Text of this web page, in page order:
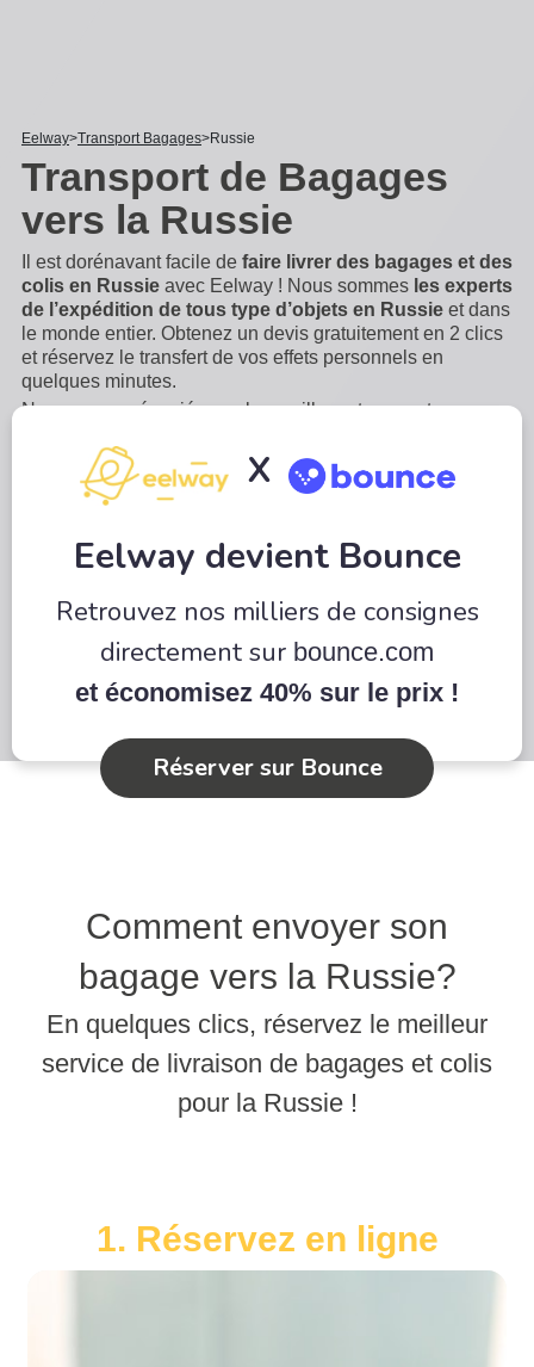
Eelway Transport Bagages Russie
Transport de Bagages
vers la Russie
Il est dorénavant facile de faire livrer des bagages et des
colis en Russie avec Eelway ! Nous sommes les experts
de l’expédition de tous type d’objets en Russie et dans
le monde entier. Obtenez un devis gratuitement en 2 clics
et réservez le transfert de vos effets personnels en
quelques minutes.
Nous avons négocié avec les meilleurs transporteurs
meilleurs tarifs du marché. Expédiez dès maintenant
vos bagages, valises, vélos ou autres articles...Lire plus
X
Eelway devient Bounce
Retrouvez nos milliers de consignes
directement sur bounce.com
et économisez 40% sur le prix !
Réserver sur Bounce
Comment envoyer son
bagage vers la Russie?
En quelques clics, réservez le meilleur
service de livraison de bagages et colis
pour la Russie !
1. Réservez en ligne